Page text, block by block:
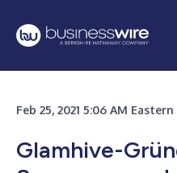
Feb 25, 2021 5:06 AM
Glamhive-